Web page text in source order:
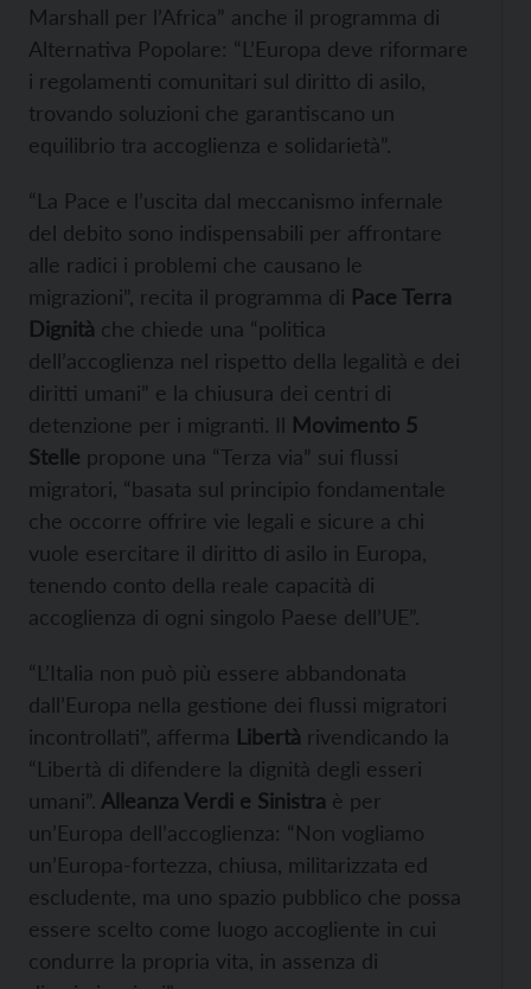
Marshall per l’Africa” anche il programma di
Alternativa Popolare: “L’Europa deve riformare
i regolamenti comunitari sul diritto di asilo,
trovando soluzioni che garantiscano un
equilibrio tra accoglienza e solidarietà”.
“La Pace e l’uscita dal meccanismo infernale
del debito sono indispensabili per affrontare
alle radici i problemi che causano le
migrazioni”, recita il programma di Pace Terra
Dignità che chiede una “politica
dell’accoglienza nel rispetto della legalità e dei
diritti umani” e la chiusura dei centri di
detenzione per i migranti. Il Movimento 5
Stelle propone una “Terza via” sui flussi
migratori, “basata sul principio fondamentale
che occorre offrire vie legali e sicure a chi
vuole esercitare il diritto di asilo in Europa,
tenendo conto della reale capacità di
accoglienza di ogni singolo Paese dell’UE”.
“L’Italia non può più essere abbandonata
dall’Europa nella gestione dei flussi migratori
incontrollati”, afferma Libertà rivendicando la
“Libertà di difendere la dignità degli esseri
umani”. Alleanza Verdi e Sinistra è per
un’Europa dell’accoglienza: “Non vogliamo
un’Europa-fortezza, chiusa, militarizzata ed
escludente, ma uno spazio pubblico che possa
essere scelto come luogo accogliente in cui
condurre la propria vita, in assenza di